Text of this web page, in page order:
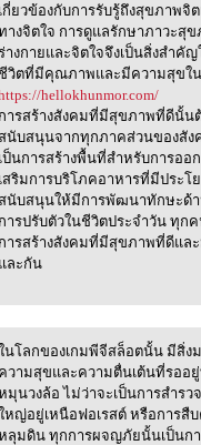
เกี่ยวข้องกับการรับรู้ถึงสุขภาพจิ
างจิตใจ การดูแลรักษาภาวะสุ
างกายและจิตใจจึงเป็นสิ่งสำคั
วิตที่มีคุณภาพและมีความสุขใ
hellokhunmor.com/
การสร้างสังคมที่มีสุขภาพที่ดีนั้น
สนับสนุนจากทุกภาคส่วนของสัง
เป็นการสร้างพื้นที่สำหรับการออ
เสริมการบริโภคอาหารที่มีประโ
สนับสนุนให้มีการพัฒนาทักษะด้
การปรับตัวในชีวิตประจำวัน ทุก
การสร้างสังคมที่มีสุขภาพที่ดีแล
และกัน
โลกของเกมพีจีสล็
นโลกของเกมพีจีสล็อตนั้น มีสิ่ง
ความสุขและความตื่นเต้นที่รออ
มุนวงล้อ ไม่ว่าจะเป็นการสำรว
หญ่อยู่เหนือฟอเรสต์ หรือการสื
ลุมดิน ทุกการผจญภัยนั้นเป็นกา